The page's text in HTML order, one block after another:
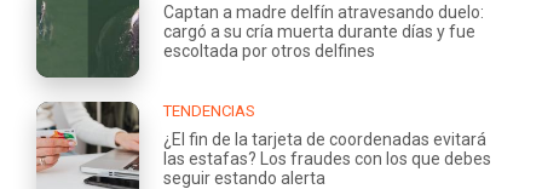
Captan a madre delfín atravesando duelo:
cargó a su cría muerta durante días y fue
escoltada por otros delfines
TENDENCIAS
¿El fin de la tarjeta de coordenadas evitará
las estafas? Los fraudes con los que debes
seguir estando alerta